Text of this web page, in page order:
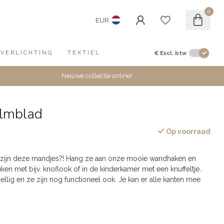
EUR
0
VERLICHTING TEXTIEL € Excl. btw
Nieuwe collectie online!
Op voorraad
deze mandjes?! Hang ze aan onze mooie wandhaken en
met bijv. knoflook of in de kinderkamer met een knuffeltje.
en ze zijn nog functioneel ook. Je kan er alle kanten mee